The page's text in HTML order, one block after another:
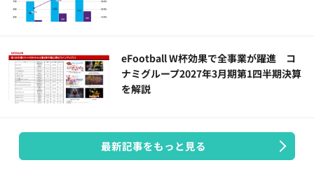
eFootball W杯効果で全事業が躍進 コ
ナミグループ2027年3月期第1四半期決算
を解説
最新記事をもっと見る